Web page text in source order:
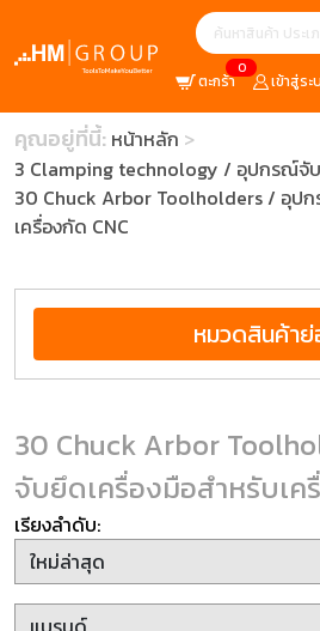
0
ตะกร้า เข้าสู่ระ
คุณอยู่ที่นี้: หน้าหลัก
3 Clamping technology / อุปกรณ์จั
30 Chuck Arbor Toolholders / อุป
เครื่องกัด CNC
หมวดสินค้า
30 Chuck Arbor
จับยึดเครื่องมือสำหรับเค
เรียงลำดับ: